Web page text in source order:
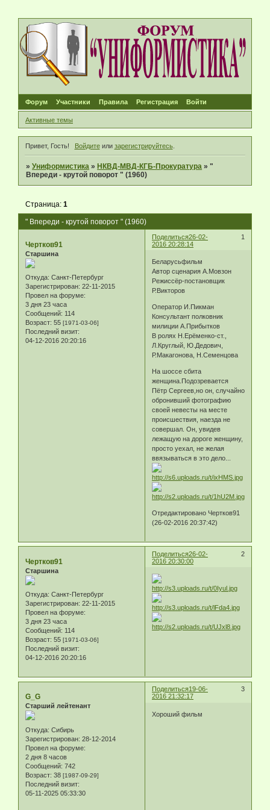
Форум Участники Правила Регистрация Войти
Активные темы
Привет, Гость! Войдитеили зарегистрируйтесь.
»Униформистика » НКВД-МВД-КГБ-Прокуратура »"
Впереди - крутой поворот " (1960)
" Впереди - крутой поворот " (1960)
Страница:1
Поделиться 1
26-02-
2016 20:28:14
Чертков91
Старшина
Откуда: Санкт-Петербург
Зарегистрирован: 22-11-2015
Провел на форуме:
3 дня 23 часа
Сообщений: 114
Возраст: 55 [1971-03-06]
Последний визит:
04-12-2016 20:20:16
Беларусьфильм
Автор сценария А.Мовзон
Режиссёр-постановщик
Р.Викторов
Оператор И.Пикман
Консультант полковник
милиции А.Прибытков
В ролях Н.Ерёменко-ст.,
Л.Круглый, Ю.Дедович,
Р.Макагонова, Н.Семенцова
На шоссе сбита
женщина.Подозревается
Пётр Сергеев,но он, случайно
обронивший фотографию
своей невесты на месте
происшествия, наезда не
совершал. Он, увидев
лежащую на дороге женщину,
просто уехал, не желая
ввязываться в это дело...
Отредактировано Чертков91
(26-02-2016 20:37:42)
Поделиться 2
26-02-
2016 20:30:00
Чертков91
Старшина
Откуда: Санкт-Петербург
Зарегистрирован: 22-11-2015
Провел на форуме:
3 дня 23 часа
Сообщений: 114
Возраст: 55 [1971-03-06]
Последний визит:
04-12-2016 20:20:16
Поделиться 3
19-06-
2016 21:32:17
G_G
Старший лейтенант
Откуда: Сибирь
Зарегистрирован: 28-12-2014
Провел на форуме:
2 дня 8 часов
Сообщений: 742
Возраст: 38 [1987-09-29]
Последний визит:
05-11-2025 05:33:30
Хороший фильм